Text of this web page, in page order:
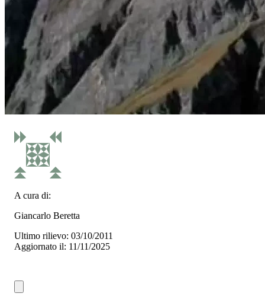
A cura di:
Giancarlo Beretta
Ultimo rilievo: 03/10/2011
Aggiornato il: 11/11/2025